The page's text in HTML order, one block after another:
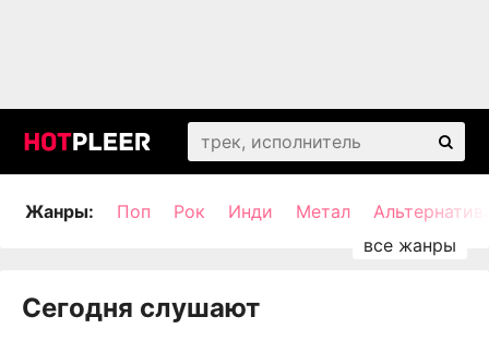
Жанры: Поп Рок Инди Метал
Сегодня слушают